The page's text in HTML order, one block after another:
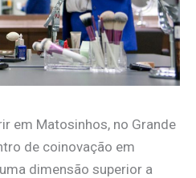
em Matosinhos, no Grande
de coinovação em
dimensão superior a